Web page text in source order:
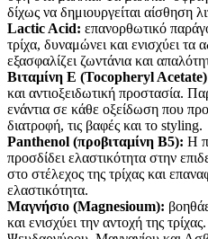
δίχως να δημιουργείται αίσθηση
Lactic Acid: επανορθωτικό
τρίχα, δυναμώνει και ενισχύει τα
εξασφαλίζει ζωντάνια και
Βιταμίνη Ε (Tocopheryl
και αντιοξειδωτική προστασία.
ενάντια σε κάθε οξείδωση που
διατροφή, τις βαφές και το styling.
Panthenol (προβιταμίνη Β5): Η
προσδίδει ελαστικότητα στην
στο στέλεχος της τρίχας και
ελαστικότητα.
Μαγνήσιο (Magnesioum):
και ενισχύει την αντοχή της